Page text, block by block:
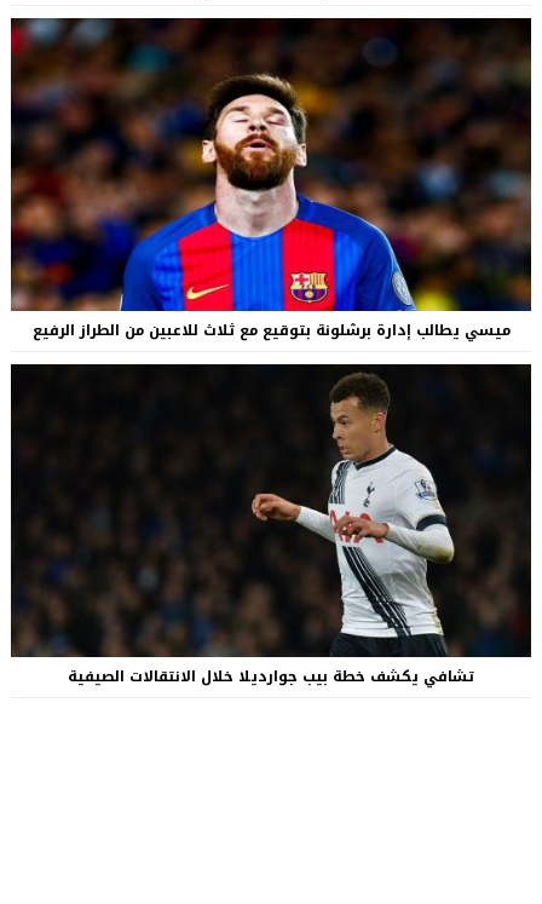
ميسي يطالب إدارة برشلونة بتوقيع مع ثلاث للاعبين من الطراز الرفيع
تشافي يكشف خطة بيب جوارديلا خلال الانتقالات الصيفية